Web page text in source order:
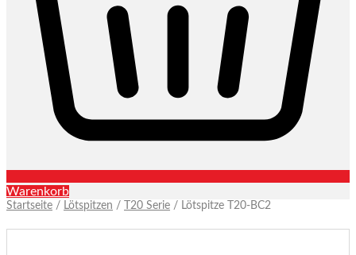
Warenkorb
Startseite / Lötspitzen / T20 Serie / Lötspitze T20-BC2